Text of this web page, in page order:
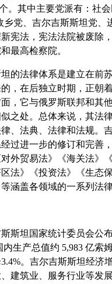
。其中主要党派有：社
乡党、吉尔吉斯斯坦党、
宪法，宪法法院被废除
最高检察院。
法律体系是建立在前苏
，在后独立时期，正朝
，它与俄罗斯联邦和其
之处。总体来说，其法
、法典、法律和法规。
过进一步的修订和完善
外贸易法》《海关法》
法》《投资法》《生态
涵盖各领域的一系列法律
坦国家统计委员会公
内生产总值约 5,983 亿索
。吉尔吉斯斯坦经济
建筑业、服务行业等发展